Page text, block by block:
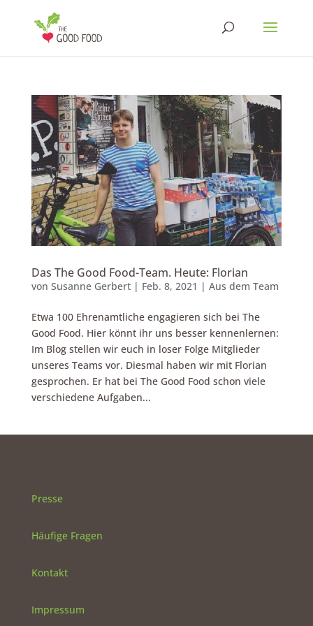
Das The Good Food-Team. Heute: Florian
von Susanne Gerbert| Feb. 8, 2021 | Aus dem Team
Etwa 100 Ehrenamtliche engagieren sich bei The
Good Food. Hier könnt ihr uns besser kennenlernen:
Im Blog stellen wir euch in loser Folge Mitglieder
unseres Teams vor. Diesmal haben wir mit Florian
gesprochen. Er hat bei The Good Food schon viele
verschiedene Aufgaben...
Presse
Häufige Fragen
Kontakt
Impressum